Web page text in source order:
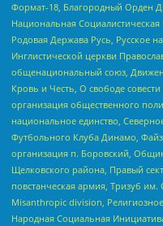
Формат-18, Благородный Орден
Национальная
Родовая Держава Русь, Русское
Инглистической церкви
общенациональный союз,
Кровь и Честь, О свободе
организация общественного
национальное единство,
Футбольного Клуба Динамо,
организация п. Боровский,
Щелковского района, Правый
повстанческая армия, Тризуб им.
Misanthropic division,
Народная Социальная